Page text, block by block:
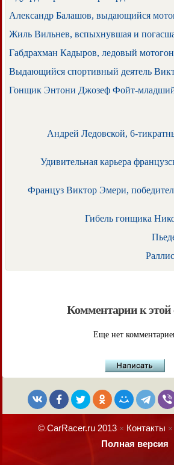
Александр Балашов, выдающийся
Жиль Вильнев, вспыхнувшая и
Габдрахман Кадыров, ледовый
Выдающийся спортивный деятель
Гонщик Энтони Джозеф Фойт-
Андрей Ледовской, 6-
Удивительная карьера
Француз Виктор Эмери,
Гибель гонщика
Комментарии к этой
Еще нет
© CarRacer.ru 2013× Контакты ×
Полная версия